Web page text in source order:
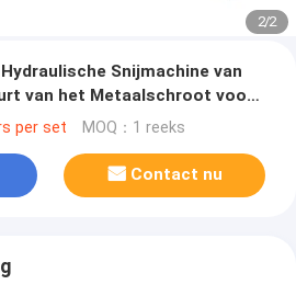
2/2
Snijmachine van
van het Metaalschroot voor
per set MOQ：1 reeks
Contact nu